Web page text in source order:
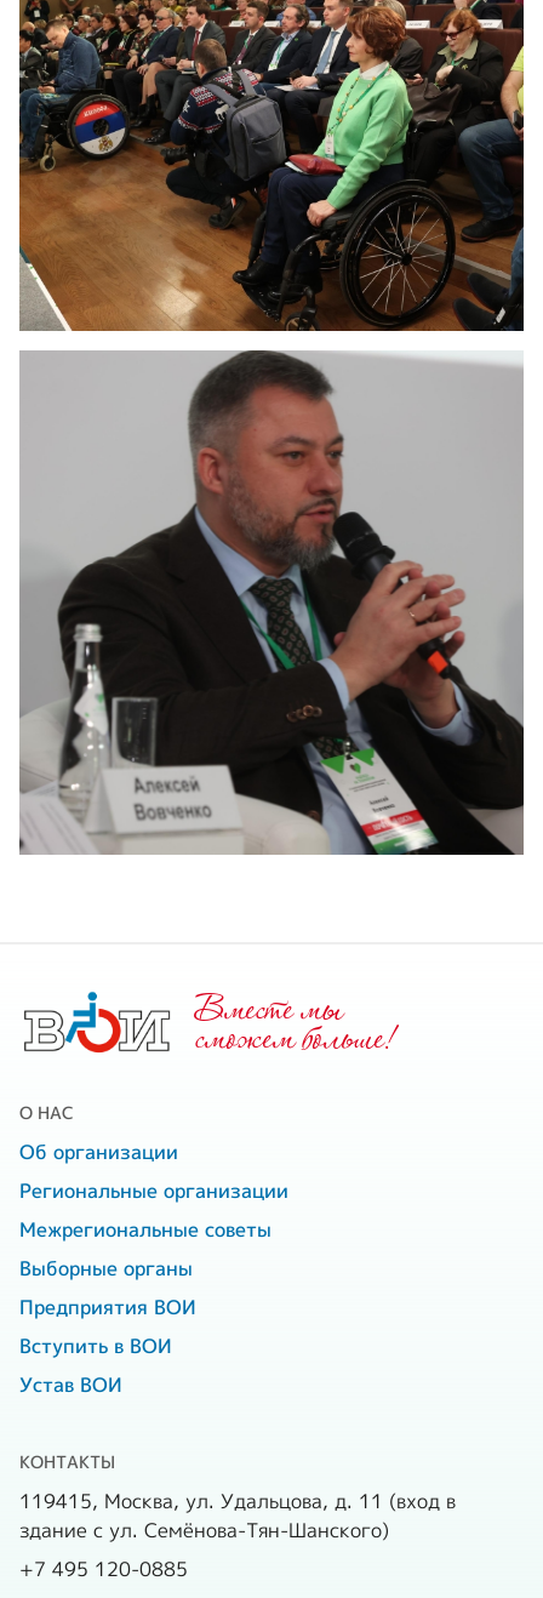
Вместе мы
cможем больше!
О НАС
Об организации
Региональные организации
Межрегиональные советы
Выборные органы
Предприятия ВОИ
Вступить в ВОИ
Устав ВОИ
КОНТАКТЫ
119415, Москва, ул. Удальцова, д. 11 (вход в
здание с ул. Семёнова-Тян-Шанского)
+7 495 120-0885